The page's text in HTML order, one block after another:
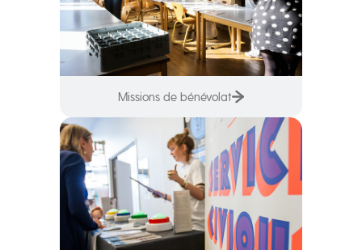
Missions de bénévolat